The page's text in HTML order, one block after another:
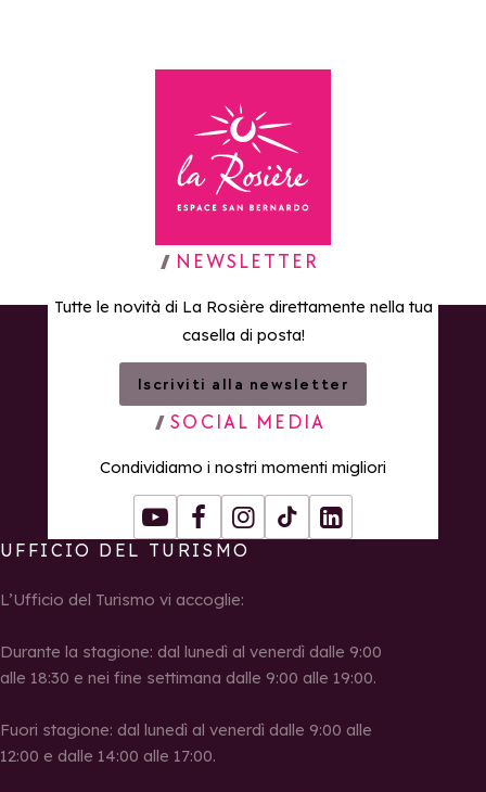
Torna alla home page
NEWSLETTER
Tutte le novità di La Rosière direttamente nella tua
casella di posta!
Iscriviti alla newsletter
SOCIAL MEDIA
Condividiamo i nostri momenti migliori
YoutubeFacebookInstagram
Tiktok LinkedIn
UFFICIO DEL TURISMO
L’Ufficio del Turismo vi accoglie:
Durante la stagione: dal lunedì al venerdì dalle 9:00
alle 18:30 e nei fine settimana dalle 9:00 alle 19:00.
Fuori stagione: dal lunedì al venerdì dalle 9:00 alle
12:00 e dalle 14:00 alle 17:00.